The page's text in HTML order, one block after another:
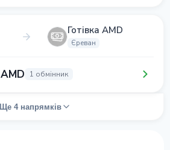
Готівка AMD
Єреван
1 обмінник
Ще 4 напрямків